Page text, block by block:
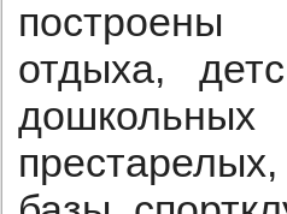
построены
отдыха,